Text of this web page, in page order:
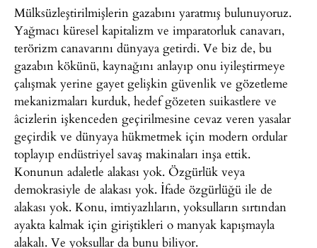
Mülksüzleştirilmişlerin gazabını yaratmış bulunuyoruz.
Yağmacı küresel kapitalizm ve imparatorluk canavarı,
terörizm canavarını dünyaya getirdi. Ve biz de, bu
gazabın kökünü, kaynağını anlayıp onu iyileştirmeye
çalışmak yerine gayet gelişkin güvenlik ve gözetleme
mekanizmaları kurduk, hedef gözeten suikastlere ve
âcizlerin işkenceden geçirilmesine cevaz veren yasalar
geçirdik ve dünyaya hükmetmek için modern ordular
toplayıp endüstriyel savaş makinaları inşa ettik.
Konunun adaletle alakası yok. Özgürlük veya
demokrasiyle de alakası yok. İfade özgürlüğü ile de
alakası yok. Konu, imtiyazlıların, yoksulların sırtından
ayakta kalmak için giriştikleri o manyak kapışmayla
alakalı. Ve yoksullar da bunu biliyor.